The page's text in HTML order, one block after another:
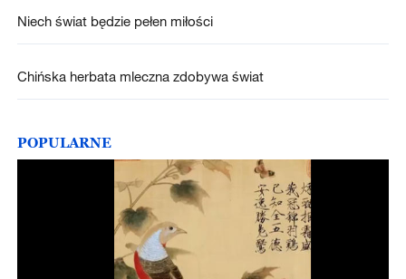
Niech świat będzie pełen miłości
Chińska herbata mleczna zdobywa świat
POPULARNE